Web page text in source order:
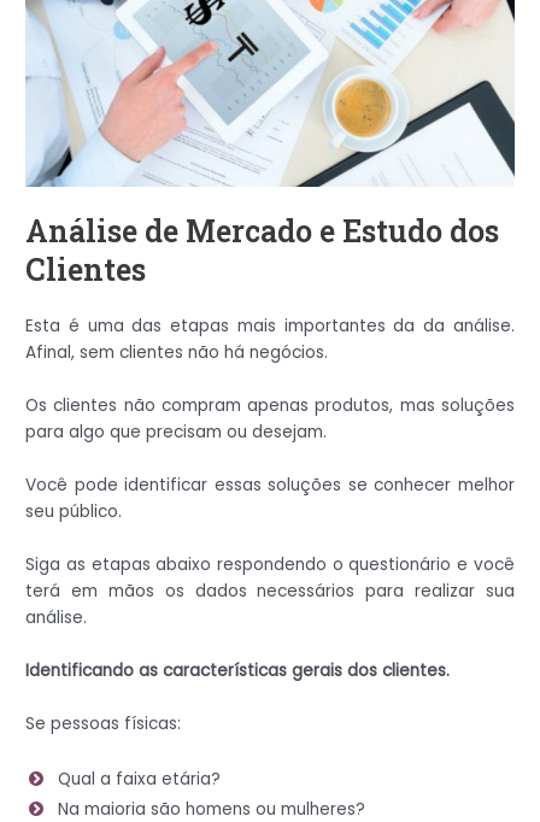
Análise de Mercado e Estudo dos
Clientes
Esta é uma das etapas mais importantes da da análise.
Afinal, sem clientes não há negócios.
Os clientes não compram apenas produtos, mas soluções
para algo que precisam ou desejam.
Você pode identificar essas soluções se conhecer melhor
seu público.
Siga as etapas abaixo respondendo o questionário e você
terá em mãos os dados necessários para realizar sua
análise.
Identificando as características gerais dos clientes.
Se pessoas físicas:
Qual a faixa etária?
Na maioria são homens ou mulheres?